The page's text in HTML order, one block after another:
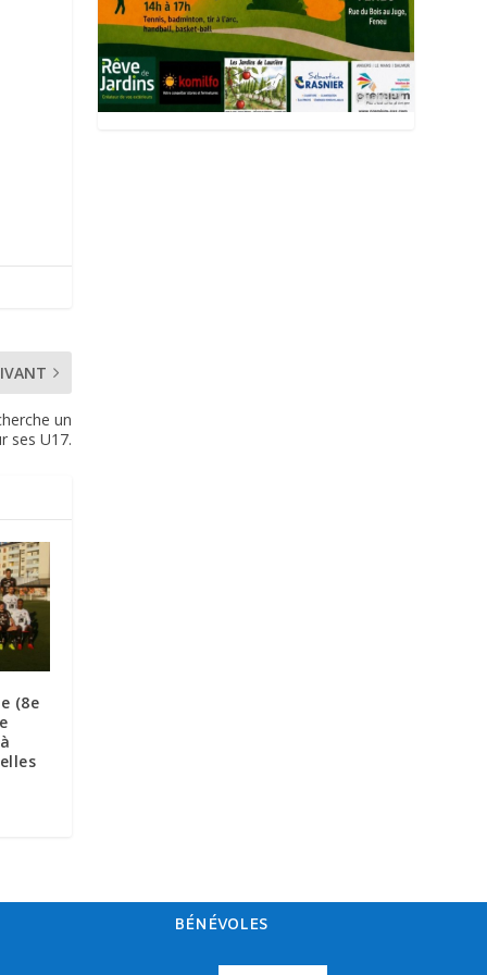
un
ses U17.
(8e
BÉNÉVOLES